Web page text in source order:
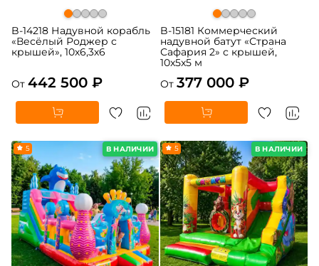
B-14218 Надувной корабль
«Весёлый Роджер с
крышей», 10х6,3х6
От 442 500 ₽
B-15181 Коммерческий
надувной батут «Страна
Сафария 2» с крышей,
10x5x5 м
От 377 000 ₽
В НАЛИЧИИ
5 В НАЛИЧИИ
5